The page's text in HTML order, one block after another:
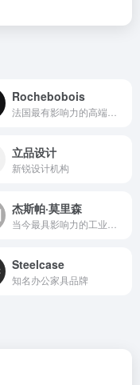
Rochebobois
立品设计
新锐设计机构
杰斯帕·莫里森
Steelcase
知名办公家具品牌